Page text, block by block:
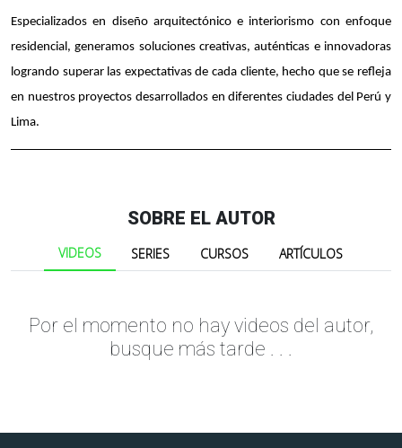
Especializados en diseño arquitectónico e interiorismo con enfoque
residencial, generamos soluciones creativas, auténticas e innovadoras
logrando superar las expectativas de cada cliente, hecho que se refleja
en nuestros proyectos desarrollados en diferentes ciudades del Perú y
Lima.
SOBRE EL AUTOR
VIDEOS SERIES CURSOS ARTÍCULOS
Por el momento no hay videos del autor,
busque más tarde . . .